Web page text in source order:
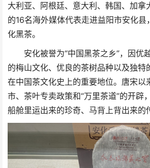
大利 亚、阿根廷、意大利、 韩国、加拿
的16名海外媒体代表走进益阳市安化县
化黑茶。
安化被誉为“中国黑茶之乡”，因优
的梅山文化、优良的茶树品种以及独特
在中国茶文化史上的重要地位。唐宋以
市、茶叶专卖政策和“万里茶道”的开辟
船舱里运出来的珍奇、马背上背出来的